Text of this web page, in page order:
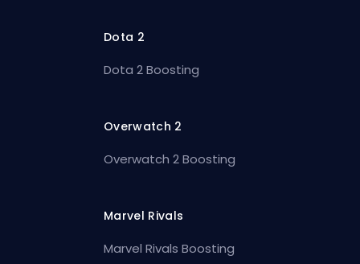
Dota 2
Dota 2 Boosting
Overwatch 2
Overwatch 2 Boosting
Marvel Rivals
Marvel Rivals Boosting